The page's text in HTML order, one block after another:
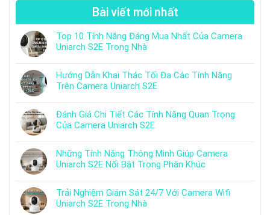
Bài viết mới nhất
Top 10 Tính Năng Đáng Mua Nhất Của Camera
Uniarch S2E Trong Nhà
Hướng Dẫn Khai Thác Tối Đa Các Tính Năng
Trên Camera Uniarch S2E
Đánh Giá Chi Tiết Các Tính Năng Quan Trọng
Của Camera Uniarch S2E
Những Tính Năng Thông Minh Giúp Camera
Uniarch S2E Nổi Bật Trong Phân Khúc
Trải Nghiệm Giám Sát 24/7 Với Camera Wifi
Uniarch S2E Trong Nhà